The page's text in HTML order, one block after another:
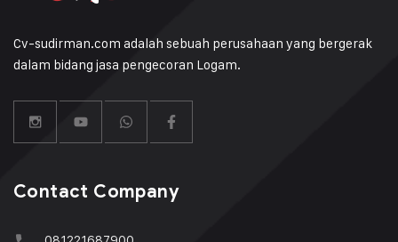
Cv-sudirman.com adalah sebuah perusahaan yang bergerak
dalam bidang jasa pengecoran Logam.
Contact Company